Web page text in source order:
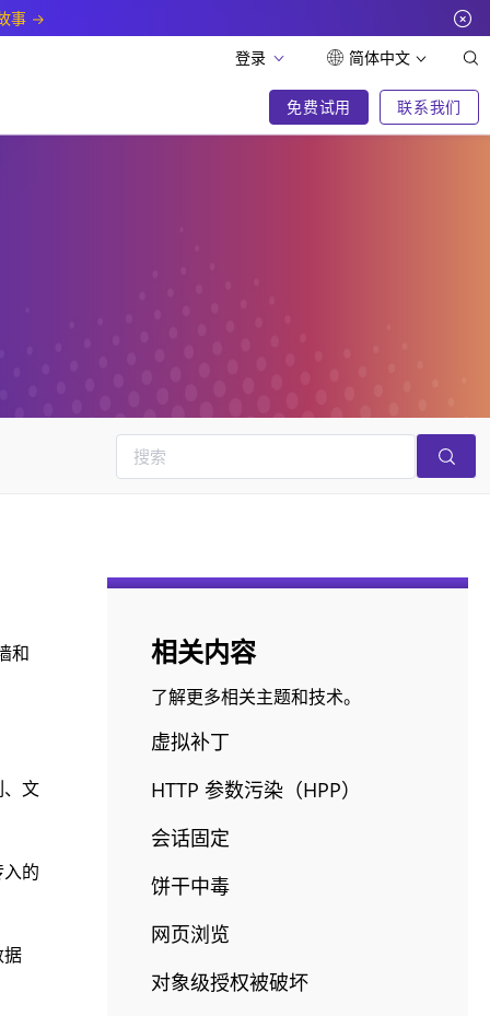
事
登录
简体中文
免费试用 联系我们
和
文
的
据
相关内容
了解更多相关主题和技术。
虚拟补丁
HTTP 参数污染（HPP）
会话固定
饼干中毒
网页浏览
对象级授权被破坏